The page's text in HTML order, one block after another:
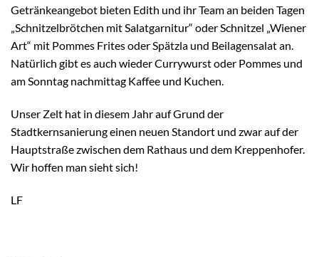
Getränkeangebot bieten Edith und ihr Team an beiden Tagen
„Schnitzelbrötchen mit Salatgarnitur“ oder Schnitzel „Wiener
Art“ mit Pommes Frites oder Spätzla und Beilagensalat an.
Natürlich gibt es auch wieder Currywurst oder Pommes und
am Sonntag nachmittag Kaffee und Kuchen.
Unser Zelt hat in diesem Jahr auf Grund der
Stadtkernsanierung einen neuen Standort und zwar auf der
Hauptstraße zwischen dem Rathaus und dem Kreppenhofer.
Wir hoffen man sieht sich!
LF